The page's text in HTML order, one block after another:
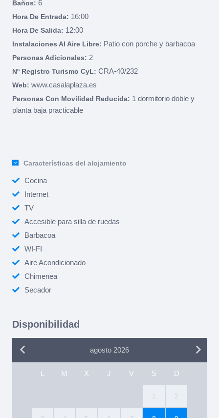
Baños: 6
Hora De Entrada: 16:00
Hora De Salida: 12:00
Instalaciones Al Aire Libre: Patio con porche y barbacoa
Personas Adicionales: 2
Nº Registro Turismo CyL: CRA-40/232
Web: www.casalaplaza.es
Personas Con Movilidad Reducida: 1 dormitorio doble y
planta baja practicable
Características del alojamiento
Cocina
Internet
TV
Accesible para silla de ruedas
Barbacoa
WI-FI
Aire Acondicionado
Chimenea
Secador
Disponibilidad
agosto 2026
L M X J V S D
1 2